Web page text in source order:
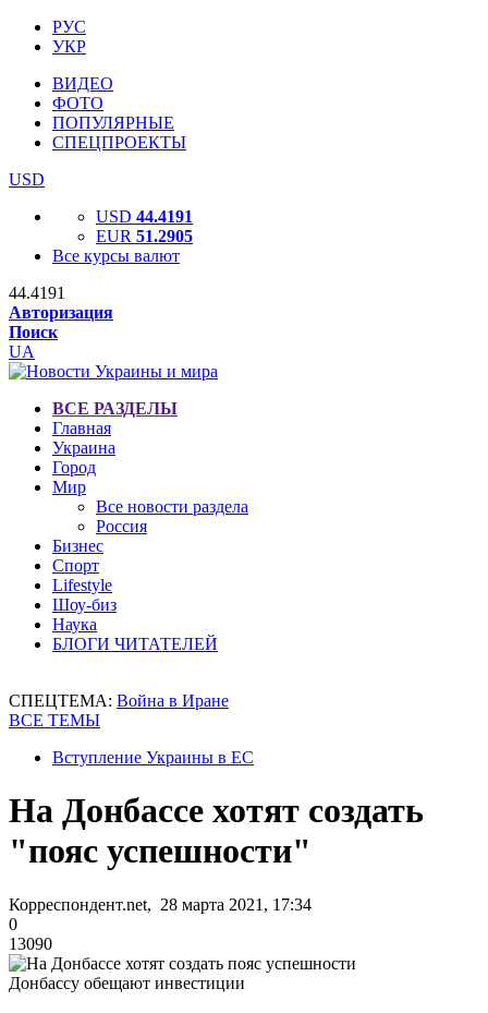
РУС
УКР
ВИДЕО
ФОТО
ПОПУЛЯРНЫЕ
СПЕЦПРОЕКТЫ
USD
USD 44.4191
EUR 51.2905
Все курсы валют
44.4191
Авторизация
Поиск
UA
ВСЕ РАЗДЕЛЫ
Главная
Украина
Город
Мир
Все новости раздела
Россия
Бизнес
Спорт
Lifestyle
Шоу-биз
Наука
БЛОГИ ЧИТАТЕЛЕЙ
СПЕЦТЕМА: Война в Иране
ВСЕ ТЕМЫ
Вступление Украины в ЕС
На Донбассе хотят создать
"пояс успешности"
Корреспондент.net, 28 марта 2021, 17:34
0
13090
Донбассу обещают инвестиции